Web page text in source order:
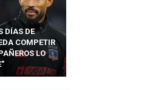
DÍAS DE
COMPETIR
LO